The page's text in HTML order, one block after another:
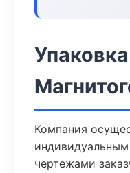
Компания
чертежами